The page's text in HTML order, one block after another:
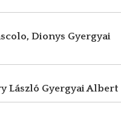
Dionys Gyergyai
László Gyergyai Albert